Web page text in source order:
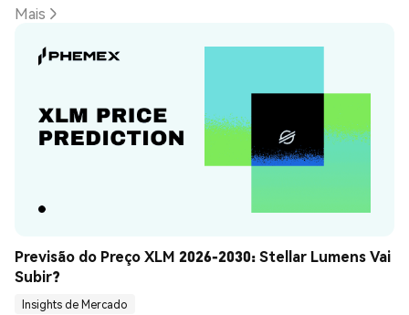
Mais
Previsão do Preço XLM 2026-2030: Stellar Lumens Vai
Subir?
Insights de Mercado